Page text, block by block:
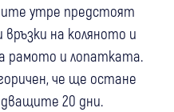
утре предстоят
връзки на коляното и
рамото и лопатката.
че ще остане
20 дни.